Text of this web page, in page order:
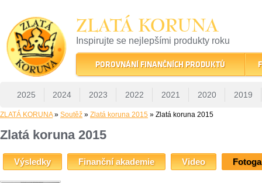
ZLATÁ KORUNA
Inspirujte se nejlepšími produkty roku
22 let tradice a kvality na finančním trhu
POROVNÁNÍ FINANČNÍCH PRODUKTŮ
2025 2024 2023 2022 2021 2020 2019
ZLATÁ KORUNA» Soutěž » Zlatá koruna 2015 » Zlatá koruna 2015
Zlatá koruna 2015
Výsledky Finanční akademie Video